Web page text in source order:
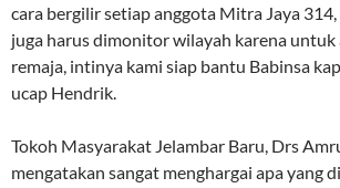
cara bergilir setiap anggota Mitra Jaya
juga harus dimonitor wilayah karena
remaja, intinya kami siap bantu Babinsa
ucap Hendrik.
Tokoh Masyarakat Jelambar Baru, Drs
mengatakan sangat menghargai apa yang